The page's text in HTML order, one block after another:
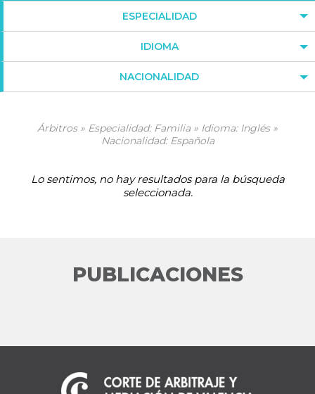
ESPECIALIDAD
IDIOMA
NACIONALIDAD
Árbitros » Especialidad: Familia » Idioma: Inglés »
Nacionalidad: Española
Lo sentimos, no hay resultados para la búsqueda
seleccionada.
PUBLICACIONES